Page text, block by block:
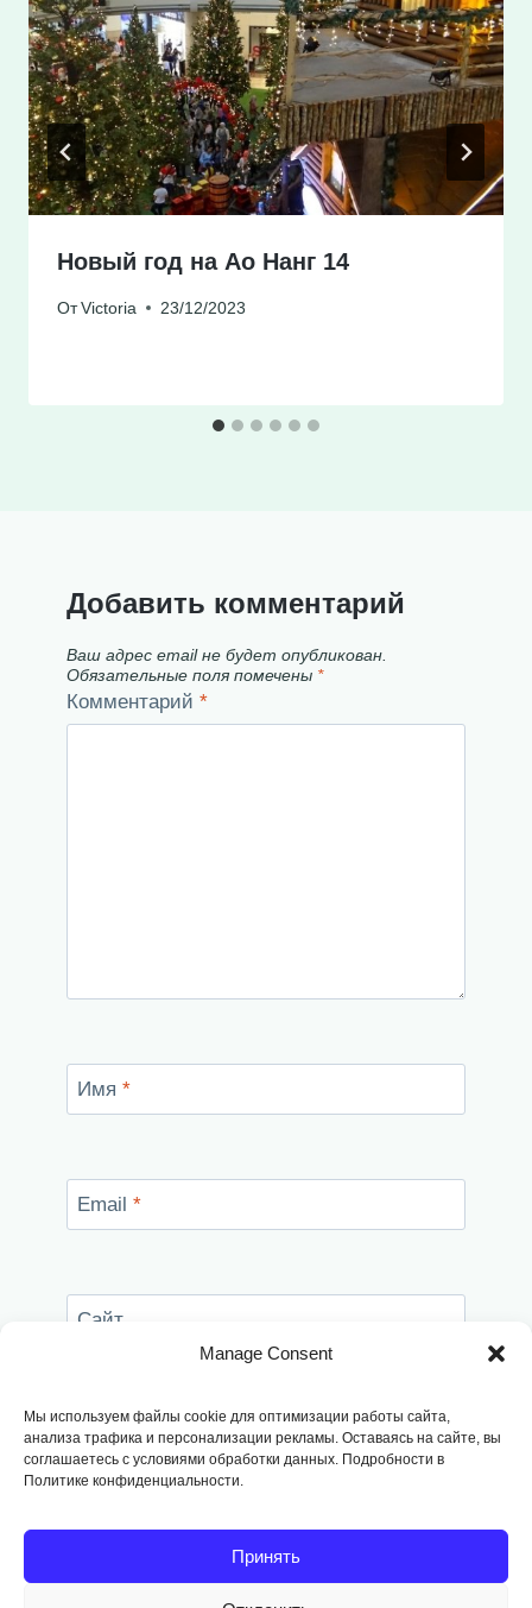
Manage Consent
Мы используем файлы cookie для оптимизации работы сайта,
анализа трафика и персонализации рекламы. Оставаясь на сайте, вы
соглашаетесь с условиями обработки данных. Подробности в
Политике конфиденциальности.
Принять
Новый год на Ао Нанг 14
От Victoria 23/12/2023
Добавить комментарий
Ваш адрес email не будет опубликован.
Обязательные поля помечены *
Комментарий *
Имя *
Email *
Сайт
этом браузере для последующих моих
комментариев.